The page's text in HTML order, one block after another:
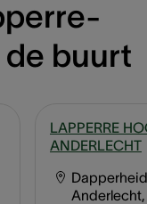
buurt
LAPPERRE
ANDERLECHT